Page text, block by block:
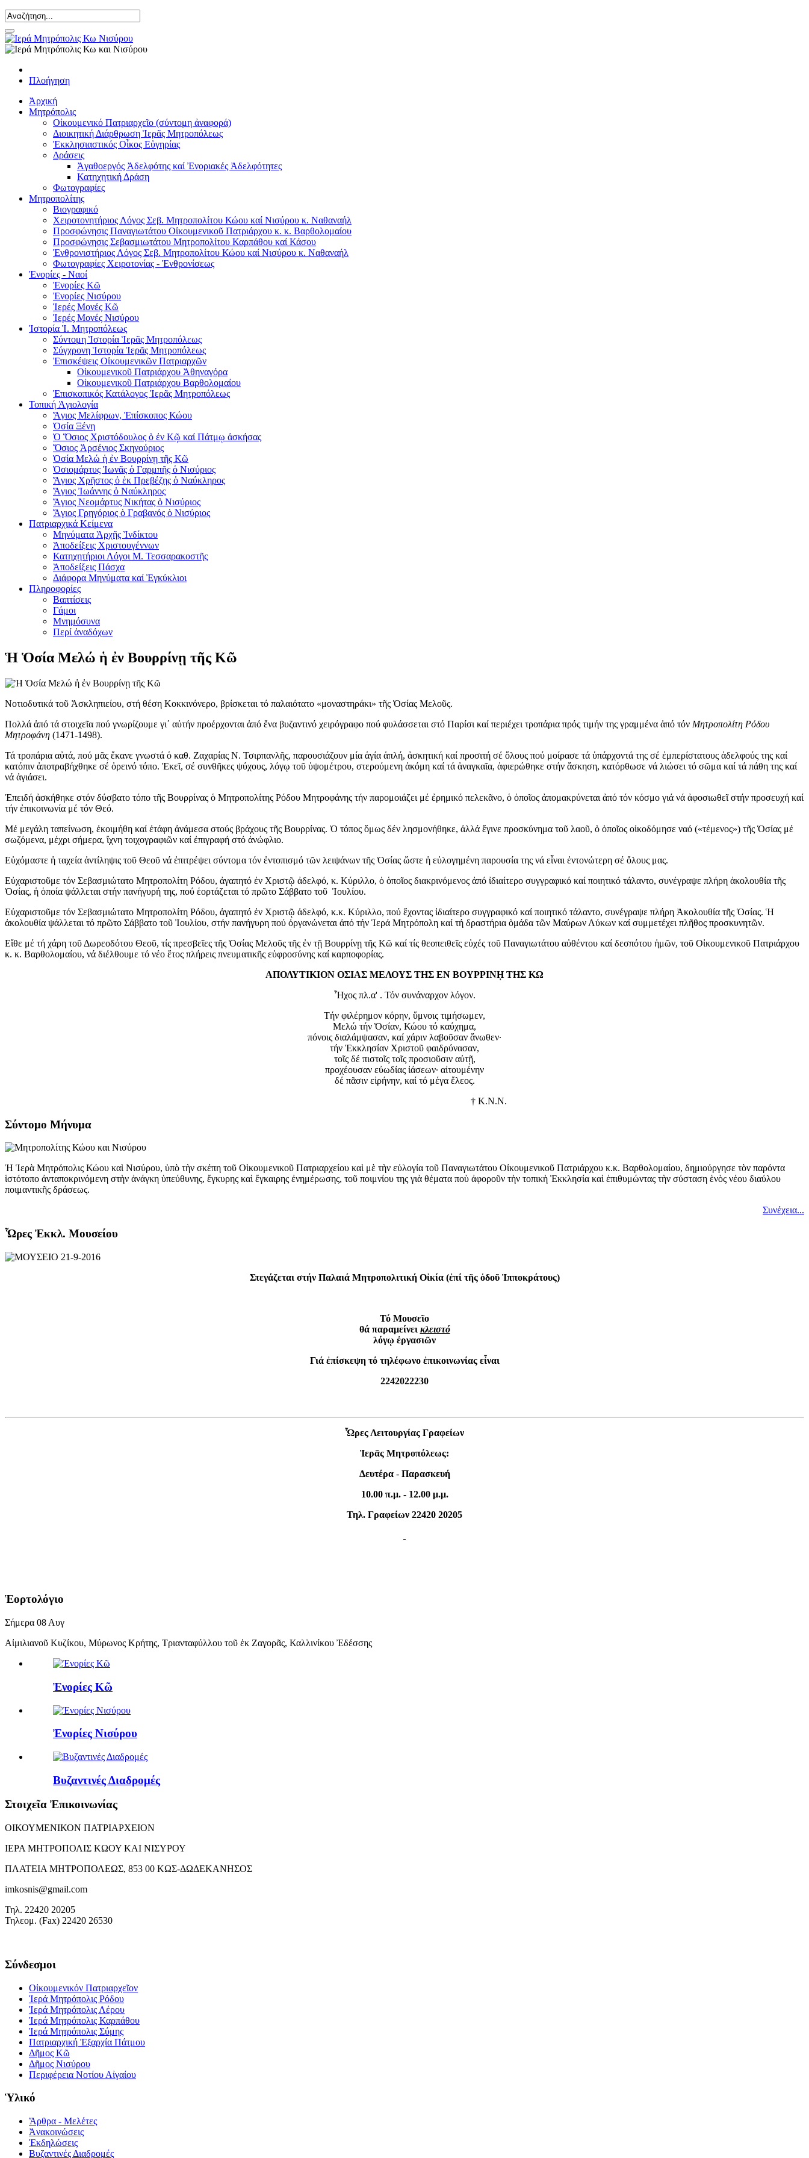
Πλοήγηση
Ἀρχική
Μητρόπολις
Οἰκουμενικό Πατριαρχεῖο (σύντομη ἀναφορά)
Διοικητική Διάρθρωση Ἱερᾶς Μητροπόλεως
Ἐκκλησιαστικός Οἶκος Εὐγηρίας
Δράσεις
Ἀγαθοεργός Ἀδελφότης καί Ἐνοριακές Ἀδελφότητες
Κατηχητική Δράση
Φωτογραφίες
Μητροπολίτης
Βιογραφικό
Χειροτονητήριος Λόγος Σεβ. Μητροπολίτου Κώου καί Νισύρου κ. Ναθαναήλ
Προσφώνησις Παναγιωτάτου Οἰκουμενικοῦ Πατριάρχου κ. κ. Βαρθολομαίου
Προσφώνησις Σεβασμιωτάτου Μητροπολίτου Καρπάθου καί Κάσου
Ἐνθρονιστήριος Λόγος Σεβ. Μητροπολίτου Κώου καί Νισύρου κ. Ναθαναήλ
Φωτογραφίες Χειροτονίας - Ἐνθρονίσεως
Ἐνορίες - Ναοί
Ἐνορίες Kῶ
Ἐνορίες Νισύρου
Ἱερές Μονές Κῶ
Ἱερές Μονές Νισύρου
Ἱστορία Ἱ. Μητροπόλεως
Σύντομη Ἱστορία Ἱερᾶς Μητροπόλεως
Σύγχρονη Ἱστορία Ἱερᾶς Μητροπόλεως
Ἐπισκέψεις Οἰκουμενικῶν Πατριαρχῶν
Οἰκουμενικοῦ Πατριάρχου Ἀθηναγόρα
Οἰκουμενικοῦ Πατριάρχου Βαρθολομαίου
Ἐπισκοπικός Κατάλογος Ἱερᾶς Μητροπόλεως
Τοπική Ἁγιολογία
Ἅγιος Μελίφρων, Ἐπίσκοπος Κώου
Ὁσία Ξένη
Ὁ Ὅσιος Χριστόδουλος ὁ ἐν Κῷ καί Πάτμῳ ἀσκήσας
Ὅσιος Ἀρσένιος Σκηνούριος
Ὁσία Μελώ ἡ ἐν Βουρρίνῃ τῆς Κῶ
Ὁσιομάρτυς Ἰωνᾶς ὁ Γαρμπῆς ὁ Νισύριος
Ἅγιος Χρῆστος ὁ ἐκ Πρεβέζης ὁ Ναύκληρος
Ἅγιος Ἰωάννης ὁ Ναύκληρος
Ἅγιος Νεομάρτυς Νικήτας ὁ Νισύριος
Ἅγιος Γρηγόριος ὁ Γραβανός ὁ Νισύριος
Πατριαρχικά Κείμενα
Μηνύματα Ὰρχῆς Ὶνδίκτου
Ὰποδείξεις Χριστουγέννων
Κατηχητήριοι Λόγοι Μ. Τεσσαρακοστῆς
Ὰποδείξεις Πάσχα
Διάφορα Μηνύματα καί Ἐγκύκλιοι
Πληροφορίες
Βαπτίσεις
Γάμοι
Μνημόσυνα
Περί ἀναδόχων
Ἡ Ὁσία Μελώ ἡ ἐν Βουρρίνῃ τῆς Κῶ
Νοτιοδυτικά τοῦ Ἀσκληπιείου, στή θέση Κοκκινόνερο, βρίσκεται τό παλαιότατο «μοναστηράκι» τῆς Ὁσίας Μελοῦς.
Πολλά ἀπό τά στοιχεῖα πού γνωρίζουμε γι᾿ αὐτήν προέρχονται ἀπό ἕνα βυζαντινό χειρόγραφο πού φυλάσσεται στό Παρίσι καί περιέχει τροπάρια πρός τιμήν της γραμμένα ἀπό τόν Μητροπολίτη Ρόδου
Μητροφάνη (1471-1498).
Τά τροπάρια αὐτά, πού μᾶς ἔκανε γνωστά ὁ καθ. Ζαχαρίας Ν. Τσιρπανλῆς, παρουσιάζουν μία ἁγία ἁπλή, ἀσκητική καί προσιτή σέ ὅλους πού μοίρασε τά ὑπάρχοντά της σέ ἐμπερίστατους ἀδελφούς της καί
κατόπιν ἀποτραβήχθηκε σέ ὀρεινό τόπο. Ἐκεῖ, σέ συνθῆκες ψύχους, λόγῳ τοῦ ὑψομέτρου, στερούμενη ἀκόμη καί τά ἀναγκαῖα, ἀφιερώθηκε στήν ἄσκηση, κατόρθωσε νά λιώσει τό σῶμα καί τά πάθη της καί
νά ἁγιάσει.
Ἐπειδή ἀσκήθηκε στόν δύσβατο τόπο τῆς Βουρρίνας ὁ Μητροπολίτης Ρόδου Μητροφάνης τήν παρομοιάζει μέ ἐρημικό πελεκᾶνο, ὁ ὁποῖος ἀπομακρύνεται ἀπό τόν κόσμο γιά νά ἀφοσιωθεῖ στήν προσευχή καί
τήν ἐπικοινωνία μέ τόν Θεό.
Μέ μεγάλη ταπείνωση, ἐκοιμήθη καί ἐτάφη ἀνάμεσα στούς βράχους τῆς Βουρρίνας. Ὁ τόπος ὅμως δέν λησμονήθηκε, ἀλλά ἔγινε προσκύνημα τοῦ λαοῦ, ὁ ὁποῖος οἰκοδόμησε ναό («τέμενος») τῆς Ὁσίας μέ
σωζόμενα, μέχρι σήμερα, ἴχνη τοιχογραφιῶν καί ἐπιγραφή στό ἀνώφλιο.
Εὐχόμαστε ἡ ταχεία ἀντίληψις τοῦ Θεοῦ νά ἐπιτρέψει σύντομα τόν ἐντοπισμό τῶν λειψάνων τῆς Ὁσίας ὥστε ἡ εὐλογημένη παρουσία της νά εἶναι ἐντονώτερη σέ ὅλους μας.
Εὐχαριστοῦμε τόν Σεβασμιώτατο Μητροπολίτη Ρόδου, ἀγαπητό ἐν Χριστῷ ἀδελφό, κ. Κύριλλο, ὁ ὁποῖος διακρινόμενος ἀπό ἰδιαίτερο συγγραφικό καί ποιητικό τάλαντο, συνέγραψε πλήρη ἀκολουθία τῆς
Ὁσίας, ἡ ὁποία ψάλλεται στήν πανήγυρή της, πού ἑορτάζεται τό πρῶτο Σάββατο τοῦ Ἰουλίου.
Εὐχαριστοῦμε τόν Σεβασμιώτατο Μητροπολίτη Ρόδου, ἀγαπητό ἐν Χριστῷ ἀδελφό, κ.κ. Κύριλλο, πού ἔχοντας ἰδιαίτερο συγγραφικό καί ποιητικό τάλαντο, συνέγραψε πλήρη Ἀκολουθία τῆς Ὁσίας. Ἡ
ἀκολουθία ψάλλεται τό πρῶτο Σάββατο τοῦ Ἰουλίου, στήν πανήγυρη πού ὀργανώνεται ἀπό τήν Ἱερά Μητρόπολη καί τή δραστήρια ὁμάδα τῶν Μαύρων Λύκων καί συμμετέχει πλῆθος προσκυνητῶν.
Εἴθε μέ τή χάρη τοῦ Δωρεοδότου Θεοῦ, τίς πρεσβεῖες τῆς Ὁσίας Μελοῦς τῆς ἐν τῇ Βουρρίνῃ τῆς Κῶ καί τίς θεοπειθεῖς εὐχές τοῦ Παναγιωτάτου αὐθέντου καί δεσπότου ἡμῶν, τοῦ Οἰκουμενικοῦ Πατριάρχου
κ. κ. Βαρθολομαίου, νά διέλθουμε τό νέο ἔτος πλήρεις πνευματικῆς εὐφροσύνης καί καρποφορίας.
ΑΠΟΛΥΤΙΚΙΟΝ ΟΣΙΑΣ ΜΕΛΟΥΣ ΤΗΣ ΕΝ ΒΟΥΡΡΙΝῌ ΤΗΣ ΚΩ
Ἦχος πλ.α' . Τόν συνάναρχον λόγον.
Τήν φιλέρημον κόρην, ὕμνοις τιμήσωμεν,
Μελώ τήν Ὁσίαν, Κώου τό καύχημα,
πόνοις διαλάμψασαν, καί χάριν λαβοῦσαν ἄνωθεν·
τήν Ἐκκλησίαν Χριστοῦ φαιδρύνασαν,
τοῖς δέ πιστοῖς τοῖς προσιοῦσιν αὐτῇ,
προχέουσαν εὐωδίας ἰάσεων· αἰτουμένην
δέ πᾶσιν εἰρήνην, καί τό μέγα ἔλεος.
† Κ.Ν.Ν.
Σύντομο Μήνυμα
Ἡ Ἱερὰ Μητρόπολις Κώου καὶ Νισύρου, ὑπὸ τὴν σκέπη τοῦ Οὶκουμενικοῦ Πατριαρχείου καὶ μὲ τὴν εὐλογία τοῦ Παναγιωτάτου Οἰκουμενικοῦ Πατριάρχου κ.κ. Βαρθολομαίου, δημιούργησε τὸν παρόντα
ἱστότοπο ἀνταποκρινόμενη στὴν ἀνάγκη ὑπεύθυνης, ἔγκυρης καὶ ἔγκαιρης ἐνημέρωσης, τοῦ ποιμνίου της γιὰ θέματα ποὺ ἀφοροῦν τὴν τοπικὴ Ἐκκλησία καὶ ἐπιθυμώντας τὴν σύσταση ἑνὸς νέου διαύλου
ποιμαντικῆς δράσεως.
Συνέχεια...
Ὧρες Ἐκκλ. Μουσείου
Στεγάζεται στήν Παλαιά Μητροπολιτική Οἰκία (ἐπί τῆς ὁδοῦ Ἱπποκράτους)
Τό Μουσεῖο
θά παραμείνει κλειστό
λόγῳ ἐργασιῶν
Γιά ἐπίσκεψη τό τηλέφωνο ἐπικοινωνίας εἶναι
2242022230
Ὧρες Λειτουργίας Γραφείων
Ἱερᾶς Μητροπόλεως:
Δευτέρα- Παρασκευή
10.00 π.μ. - 12.00 μ.μ.
Τηλ. Γραφείων 22420 20205
Ἑορτολόγιο
Σήμερα 08 Αυγ
Αἰμιλιανοῦ Κυζίκου, Μύρωνος Κρήτης, Τριανταφύλλου τοῦ ἐκ Ζαγορᾶς, Καλλινίκου Ἐδέσσης
Ἐνορίες Κῶ
Ἐνορίες Νισύρου
Βυζαντινές Διαδρομές
Στοιχεῖα Ἐπικοινωνίας
ΟΙΚΟΥΜΕΝΙΚΟΝ ΠΑΤΡΙΑΡΧΕΙΟΝ
ΙΕΡΑ ΜΗΤΡΟΠΟΛΙΣ ΚΩΟΥ ΚΑΙ ΝΙΣΥΡΟΥ
ΠΛΑΤΕΙΑ ΜΗΤΡΟΠΟΛΕΩΣ, 853 00 ΚΩΣ-ΔΩΔΕΚΑΝΗΣΟΣ
imkosnis@gmail.com
Τηλ. 22420 20205
Τηλεομ. (Fax) 22420 26530
Σύνδεσμοι
Οἰκουμενικόν Πατριαρχεῖον
Ἱερά Μητρόπολις Ρόδου
Ἱερά Μητρόπολις Λέρου
Ἱερά Μητρόπολις Καρπάθου
Ἱερά Μητρόπολις Σύμης
Πατριαρχική Ἐξαρχία Πάτμου
Δῆμος Κῶ
Δῆμος Νισύρου
Περιφέρεια Νοτίου Αἰγαίου
Ὑλικό
Ἄρθρα - Μελέτες
Ἀνακοινώσεις
Ἐκδηλώσεις
Βυζαντινές Διαδρομές